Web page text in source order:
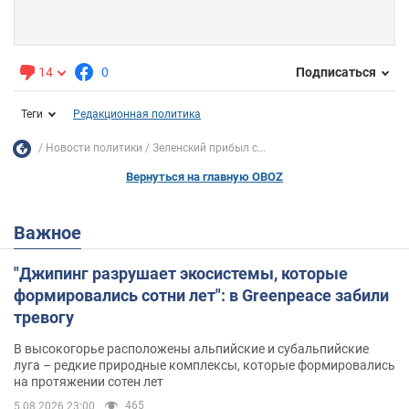
14 0 Подписаться
Теги Редакционная политика
Новости политики Зеленский прибыл с...
Вернуться на главную OBOZ
Важное
"Джипинг разрушает экосистемы, которые
формировались сотни лет": в Greenpeace забили
тревогу
В высокогорье расположены альпийские и субальпийские
луга – редкие природные комплексы, которые формировались
на протяжении сотен лет
5.08.2026 23:00 465